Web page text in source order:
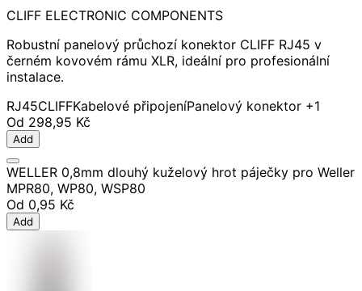
CLIFF ELECTRONIC COMPONENTS
Robustní panelový průchozí konektor CLIFF RJ45 v
černém kovovém rámu XLR, ideální pro profesionální
instalace.
RJ45CLIFFKabelové připojeníPanelový konektor +1
Od 298,95 Kč
Add
WELLER 0,8mm dlouhý kuželový hrot páječky pro Weller
MPR80, WP80, WSP80
Od 0,95 Kč
Add